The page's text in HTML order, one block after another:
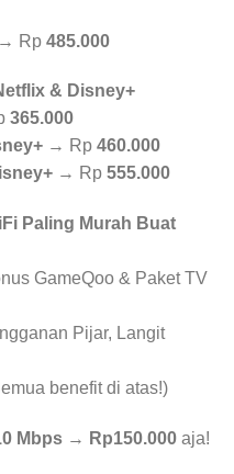
→ Rp 485.000
& Disney+
365.000
→ Rp 460.000
→ Rp 555.000
Paling Murah Buat
GameQoo & Paket TV
Pijar, Langit
benefit di atas!)
Mbps → Rp150.000 aja!